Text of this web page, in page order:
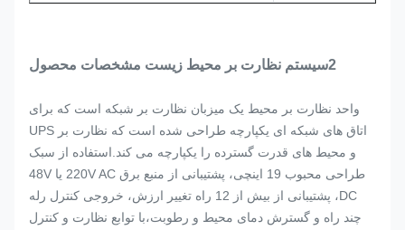
2سیستم نظارت بر محیط زیست مشخصات محصول
واحد نظارت بر محیط یک میزبان نظارت بر شبکه است که برای
اتاق های شبکه ای یکپارچه طراحی شده است که نظارت بر UPS
و محیط های قدرت گسترده را یکپارچه می کند.استفاده از سبک
طراحی محبوب 19 اینچی، پشتیبانی از منبع برق 220V AC یا 48V
DC، پشتیبانی از بیش از 12 راه تغییر ارزش، خروجی کنترل رله
چند راه و گسترش دمای محیط و رطوبت،با توابع نظارت و کنترل